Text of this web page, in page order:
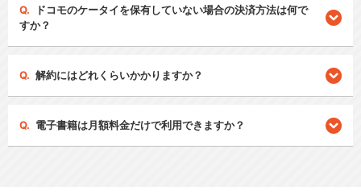
ドコモのケータイを保有していない場合の決済方法は何で
すか？
解約にはどれくらいかかりますか？
電子書籍は月額料金だけで利用できますか？